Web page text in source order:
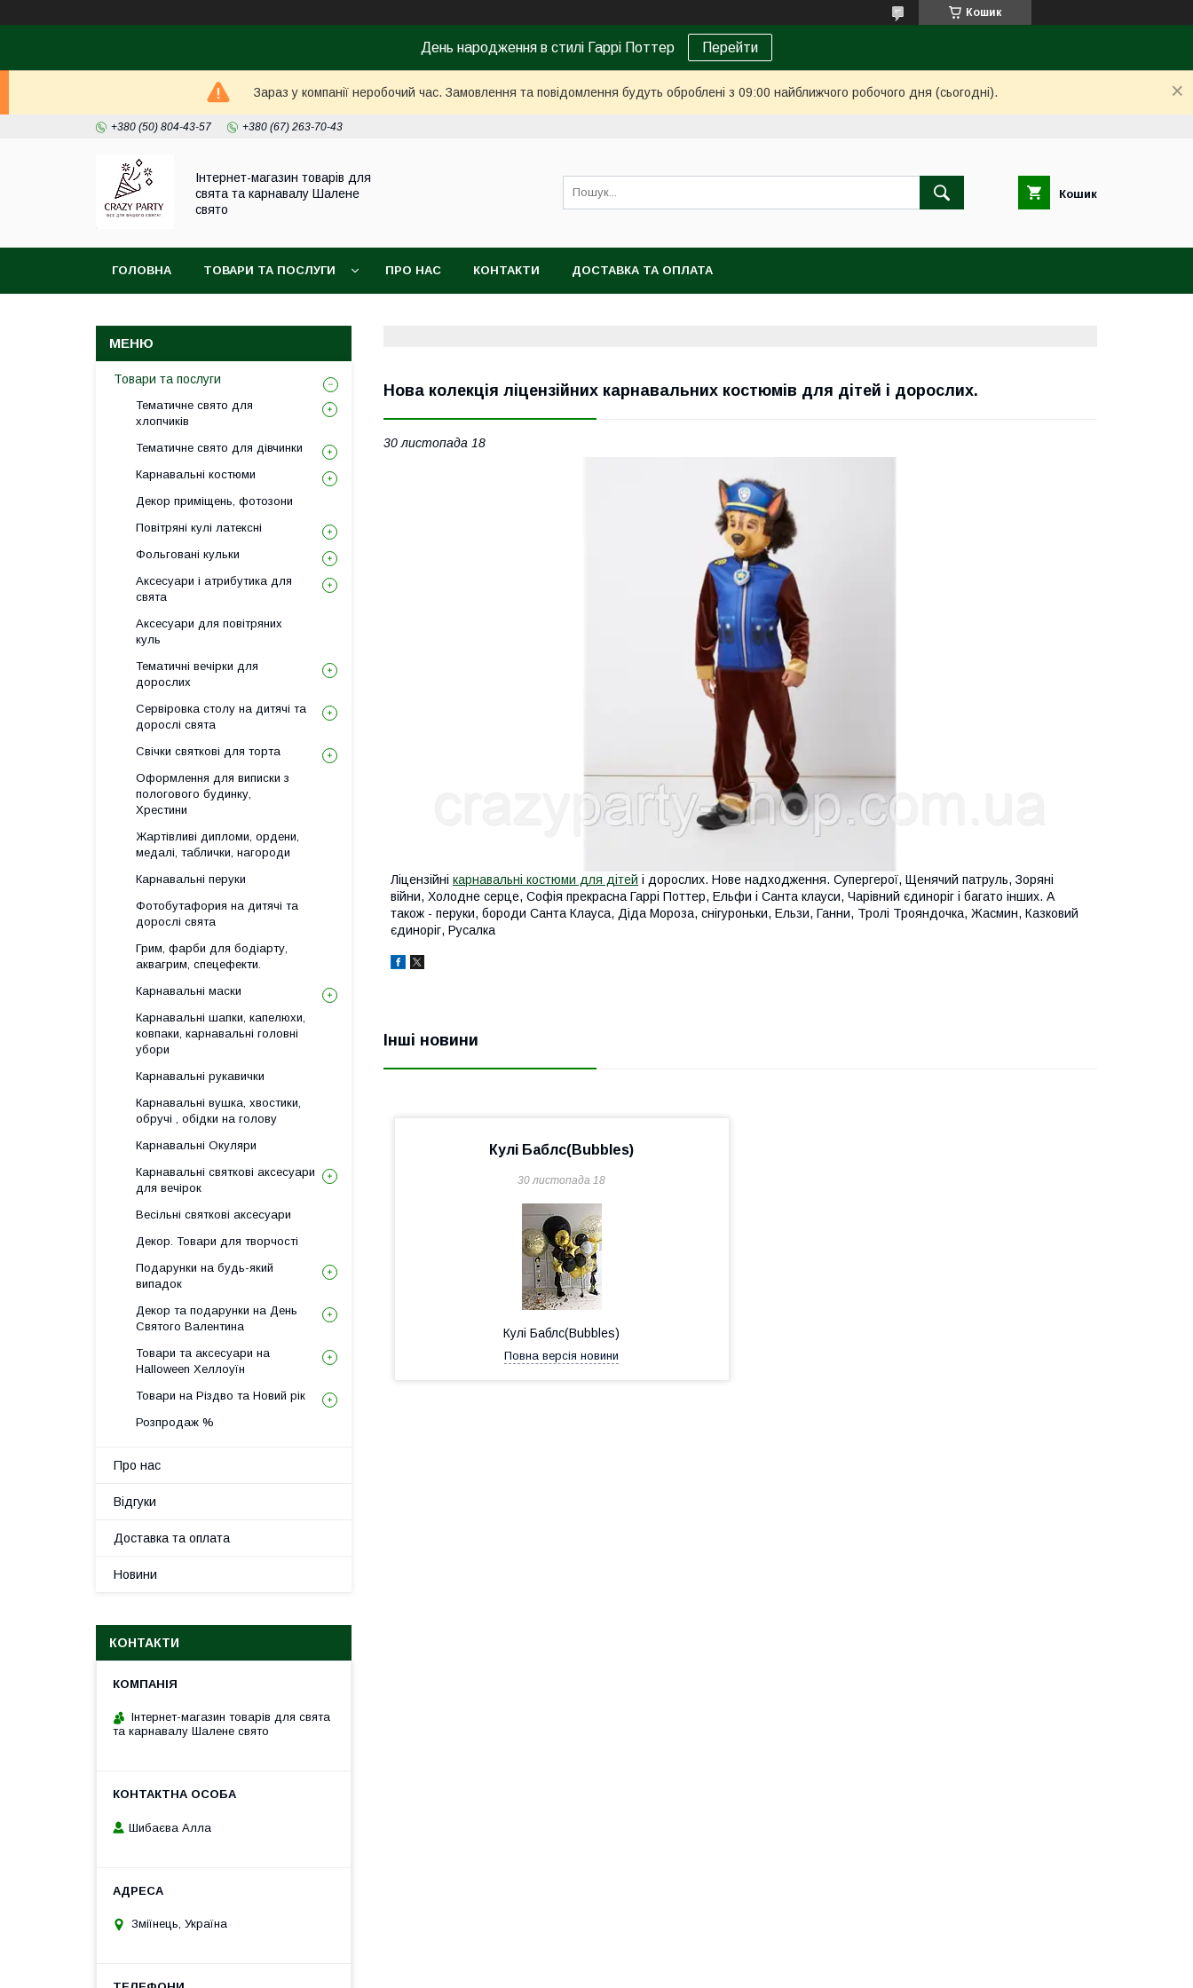
Кошик
День народження в стилі Гаррі Поттер Перейти
Зараз у компанії неробочий час. Замовлення та повідомлення будуть оброблені з 09:00 найближчого робочого дня (сьогодні).
+380 (50) 804-43-57 +380 (67) 263-70-43
Інтернет-магазин товарів для
свята та карнавалу Шалене
свято
Кошик
ГОЛОВНА ТОВАРИ ТА ПОСЛУГИ ПРО НАС КОНТАКТИ ДОСТАВКА ТА ОПЛАТА
Нова колекція ліцензійних карнавальних костюмів для дітей і дорослих.
30 листопада 18
Ліцензійні карнавальні костюми для дітей і дорослих. Нове надходження. Супергерої, Щенячий патруль, Зоряні
війни, Холодне серце, Софія прекрасна Гаррі Поттер, Ельфи і Санта клауси, Чарівний єдиноріг і багато інших. А
також - перуки, бороди Санта Клауса, Діда Мороза, снігуроньки, Ельзи, Ганни, Тролі Трояндочка, Жасмин, Казковий
єдиноріг, Русалка
Інші новини
Кулі Баблс(Bubbles)
30 листопада 18
Кулі Баблс(Bubbles)
Повна версія новини
Товари та послуги
Тематичне свято для
хлопчиків
Тематичне свято для дівчинки
Карнавальні костюми
Декор приміщень, фотозони
Повітряні кулі латексні
Фольговані кульки
Аксесуари і атрибутика для
свята
Аксесуари для повітряних
куль
Тематичні вечірки для
дорослих
Сервіровка столу на дитячі та
дорослі свята
Свічки святкові для торта
Оформлення для виписки з
пологового будинку,
Хрестини
Жартівливі дипломи, ордени,
медалі, таблички, нагороди
Карнавальні перуки
Фотобутафория на дитячі та
дорослі свята
Грим, фарби для бодіарту,
аквагрим, спецефекти.
Карнавальні маски
Карнавальні шапки, капелюхи,
ковпаки, карнавальні головні
убори
Карнавальні рукавички
Карнавальні вушка, хвостики,
обручі , обідки на голову
Карнавальні Окуляри
Карнавальні святкові аксесуари
для вечірок
Весільні святкові аксесуари
Декор. Товари для творчості
Подарунки на будь-який
випадок
Декор та подарунки на День
Святого Валентина
Товари та аксесуари на
Halloween Хеллоуїн
Товари на Різдво та Новий рік
Розпродаж %
Про нас
Відгуки
Доставка та оплата
Новини
КОНТАКТИ
Інтернет-магазин товарів для свята
та карнавалу Шалене свято
Шибаєва Алла
Зміїнець, Україна